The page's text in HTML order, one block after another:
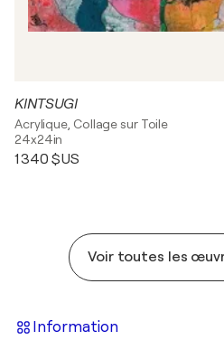
KINTSUGI
Acrylique, Collage sur Toile
24x24in
1 340 $US
Voir toutes les
Information